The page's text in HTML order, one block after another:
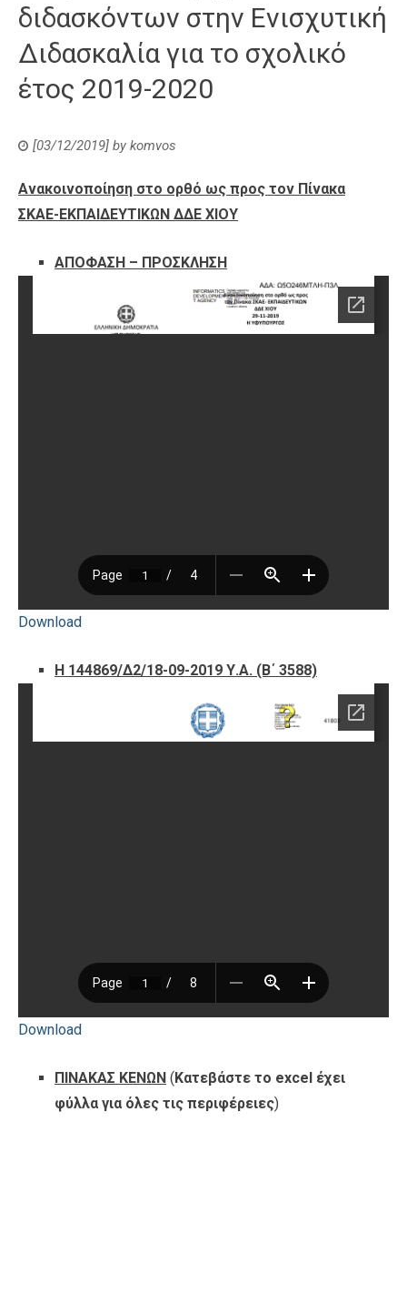
διδασκόντων στην Ενισχυτική
Διδασκαλία για το σχολικό
έτος 2019-2020
[03/12/2019] by komvos
Ανακοινοποίηση στο ορθό ως προς τον Πίνακα
ΣΚΑΕ-ΕΚΠΑΙΔΕΥΤΙΚΩΝ ΔΔΕ ΧΙΟΥ
ΑΠΟΦΑΣΗ – ΠΡΟΣΚΛΗΣΗ
Download
Η 144869/Δ2/18-09-2019 Υ.Α. (Β΄ 3588)
Download
ΠΙΝΑΚΑΣ ΚΕΝΩΝ ( Κατεβάστε το excel έχει
φύλλα για όλες τις περιφέρειες)